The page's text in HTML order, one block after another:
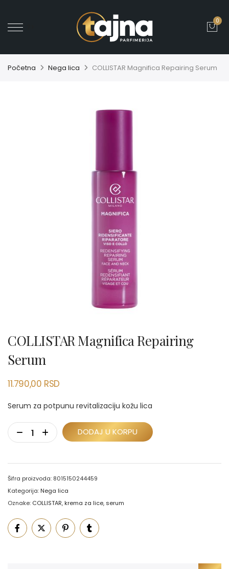
0
Početna Nega lica COLLISTAR Magnifica Repairing Serum
COLLISTAR Magnifica Repairing
Serum
11.790,00 RSD
Serum za potpunu revitalizaciju kožu lica
DODAJ U KORPU
Šifra proizvoda: 8015150244459
Kategorija: Nega lica
Oznake: COLLISTAR, krema za lice, serum